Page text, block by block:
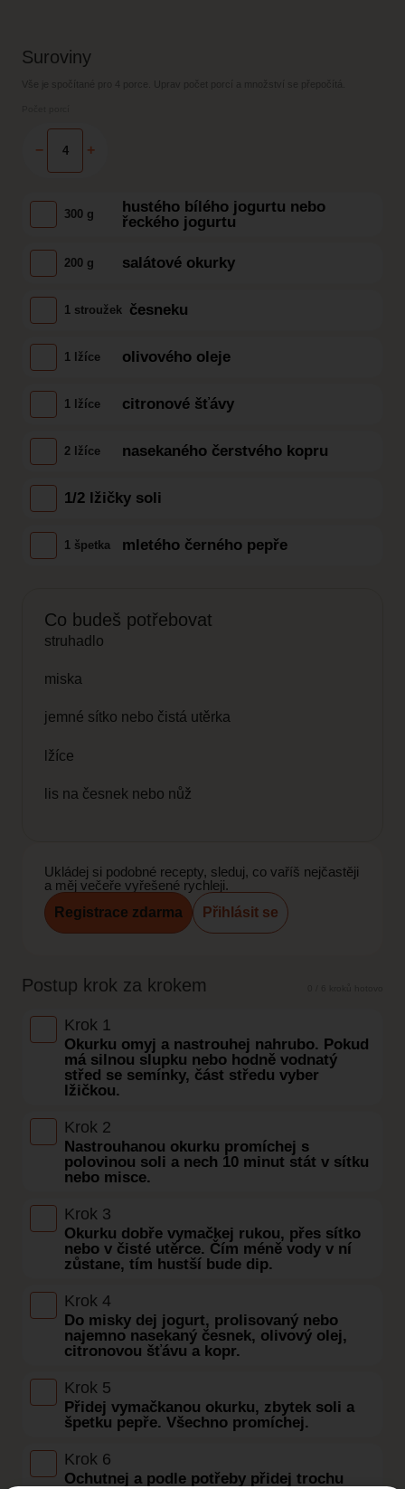
Suroviny
Vše je spočítané pro 4 porce . Uprav počet porcí a množství se přepočítá.
− +
300 g
hustého bílého jogurtu nebo
řeckého jogurtu
200 g salátové okurky
1 stroužek česneku
1 lžíce olivového oleje
1 lžíce citronové šťávy
2 lžíce nasekaného čerstvého kopru
1/2 lžičky soli
1 špetka mletého černého pepře
Co budeš potřebovat
struhadlo
miska
jemné sítko nebo čistá utěrka
lžíce
lis na česnek nebo nůž
Ukládej si podobné recepty, sleduj, co vaříš nejčastěji
a měj večeře vyřešené rychleji.
Registrace zdarma
Přihlásit se
Postup krok za krokem
Krok 1
Okurku omyj a nastrouhej nahrubo. Pokud
má silnou slupku nebo hodně vodnatý
střed se semínky, část středu vyber
lžičkou.
Krok 2
Nastrouhanou okurku promíchej s
polovinou soli a nech 10 minut stát v sítku
nebo misce.
Krok 3
Okurku dobře vymačkej rukou, přes sítko
nebo v čisté utěrce. Čím méně vody v ní
zůstane, tím hustší bude dip.
Krok 4
Do misky dej jogurt, prolisovaný nebo
najemno nasekaný česnek, olivový olej,
citronovou šťávu a kopr.
Krok 5
Přidej vymačkanou okurku, zbytek soli a
špetku pepře. Všechno promíchej.
Krok 6
Ochutnej a podle potřeby přidej trochu